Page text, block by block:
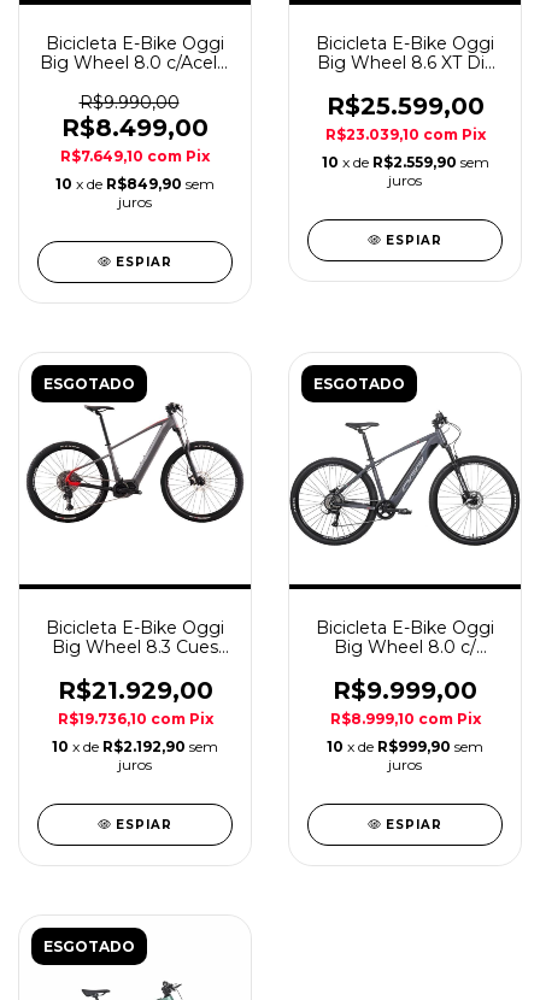
Bicicleta E-Bike Oggi
Big Wheel 8.0 c/Acele.
R$9.990,00
R$8.499,00
R$7.649,10 com Pix
10 x de R$849,90 sem
juros
ESPIAR
Bicicleta E-Bike Oggi
Big Wheel 8.6 XT Di2
R$25.599,00
R$23.039,10 com Pix
10 x de R$2.559,90 sem
juros
ESPIAR
ESGOTADO
Bicicleta E-Bike Oggi
Big Wheel 8.3 Cues
R$21.929,00
R$19.736,10 com Pix
10 x de R$2.192,90 sem
juros
ESPIAR
ESGOTADO
Bicicleta E-Bike Oggi
Big Wheel 8.0 c/
R$9.999,00
R$8.999,10 com Pix
10 x de R$999,90 sem
juros
ESPIAR
ESGOTADO